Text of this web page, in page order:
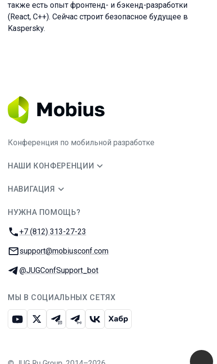
также есть опыт фронтенд- и бэкенд-разработки
(React, C++). Сейчас строит безопасное будущее в
Kaspersky.
Конференция по мобильной разработке
НАШИ КОНФЕРЕНЦИИ
НАВИГАЦИЯ
НУЖНА ПОМОЩЬ?
Телефон:
+7 (812) 313-27-23
E-mail:
support@mobiusconf.com
Телеграм:
@JUGConfSupport_bot
МЫ В СОЦИАЛЬНЫХ СЕТЯХ
ЮтубИкс Телеграм-чат
Телеграм-канал
ВКонтакте
Хабр